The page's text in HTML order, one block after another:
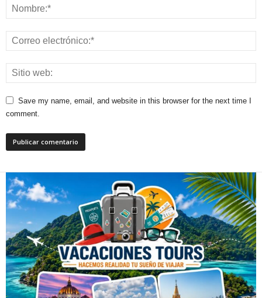
Save my name, email, and website in this browser for the next time I
comment.